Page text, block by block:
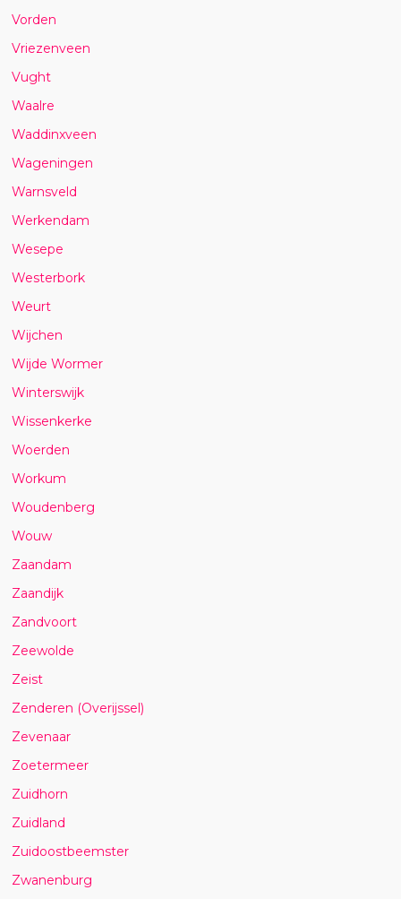
Vorden
Vriezenveen
Vught
Waalre
Waddinxveen
Wageningen
Warnsveld
Werkendam
Wesepe
Westerbork
Weurt
Wijchen
Wijde Wormer
Winterswijk
Wissenkerke
Woerden
Workum
Woudenberg
Wouw
Zaandam
Zaandijk
Zandvoort
Zeewolde
Zeist
Zenderen (Overijssel)
Zevenaar
Zoetermeer
Zuidhorn
Zuidland
Zuidoostbeemster
Zwanenburg